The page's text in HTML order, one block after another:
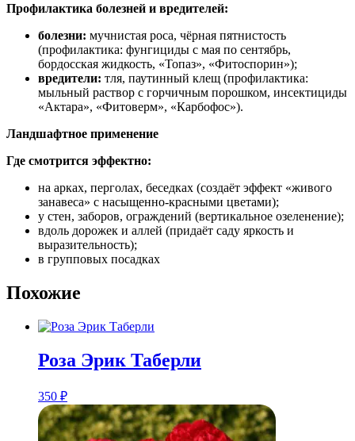
Профилактика болезней и вредителей:
болезни: мучнистая роса, чёрная пятнистость
(профилактика: фунгициды с мая по сентябрь,
бордосская жидкость, «Топаз», «Фитоспорин»);
вредители: тля, паутинный клещ (профилактика:
мыльный раствор с горчичным порошком, инсектициды
«Актара», «Фитоверм», «Карбофос»).
Ландшафтное применение
Где смотрится эффектно:
на арках, перголах, беседках (создаёт эффект «живого
занавеса» с насыщенно‑красными цветами);
у стен, заборов, ограждений (вертикальное озеленение);
вдоль дорожек и аллей (придаёт саду яркость и
выразительность);
в групповых посадках
Похожие
Роза Эрик Таберли
350 ₽